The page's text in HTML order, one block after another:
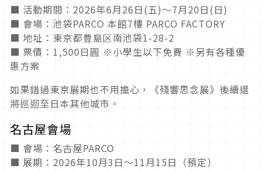
■ 活動期間：2026年6月26日(五)～7月20日(日)
■ 會場：池袋PARCO 本館7樓 PARCO FACTORY
■ 地址：東京都豊島区南池袋1-28-2
■ 票價：1,500日圓 ※小學生以下免費 ※另有各種優
惠方案
如果錯過東京展期也不用擔心，《殘響思念展》後續還
將巡迴至日本其他城市。
名古屋會場
■ 會場：名古屋PARCO
■ 展期：2026年10月3日～11月15日（預定）